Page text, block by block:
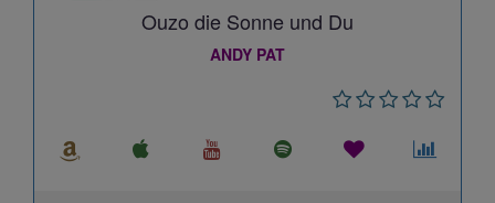
Ouzo die Sonne und Du
ANDY PAT